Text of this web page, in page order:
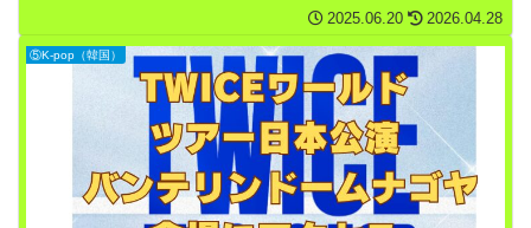
2025.06.20 2026.04.28
⑤K-pop（韓国）